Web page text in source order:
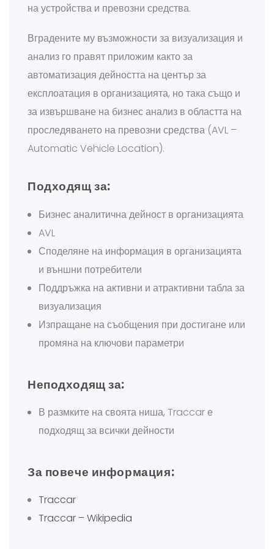
на устройства и превозни средства.
Вградените му възможности за визуализация и
анализ го правят приложим както за
автоматизация дейността на център за
експлоатация в организацията, но така също и
за извършване на бизнес анализ в областта на
проследяването на превозни средства (AVL –
Automatic Vehicle Location).
Подходящ за:
Бизнес аналитична дейност в организацията
AVL
Споделяне на информация в организацията
и външни потребители
Поддръжка на активни и атрактивни табла за
визуализация
Изпращане на съобщения при достигане или
промяна на ключови параметри
Неподходящ за:
В размките на своята ниша, Traccar е
подходящ за всички дейности
За повече информация:
Traccar
Traccar – Wikipedia